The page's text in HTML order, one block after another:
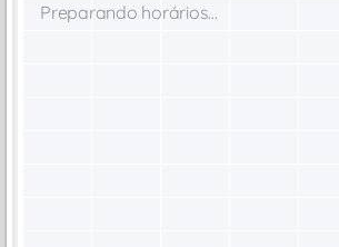
Preparando horários...